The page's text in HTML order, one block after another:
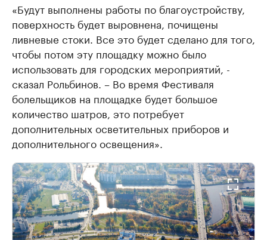
«Будут выполнены работы по благоустройству,
поверхность будет выровнена, почищены
ливневые стоки. Все это будет сделано для того,
чтобы потом эту площадку можно было
использовать для городских мероприятий, -
сказал Рольбинов. – Во время Фестиваля
болельщиков на площадке будет большое
количество шатров, это потребует
дополнительных осветительных приборов и
дополнительного освещения».